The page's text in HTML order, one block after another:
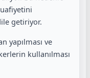
getiriyor.
yapılması ve
kullanılması